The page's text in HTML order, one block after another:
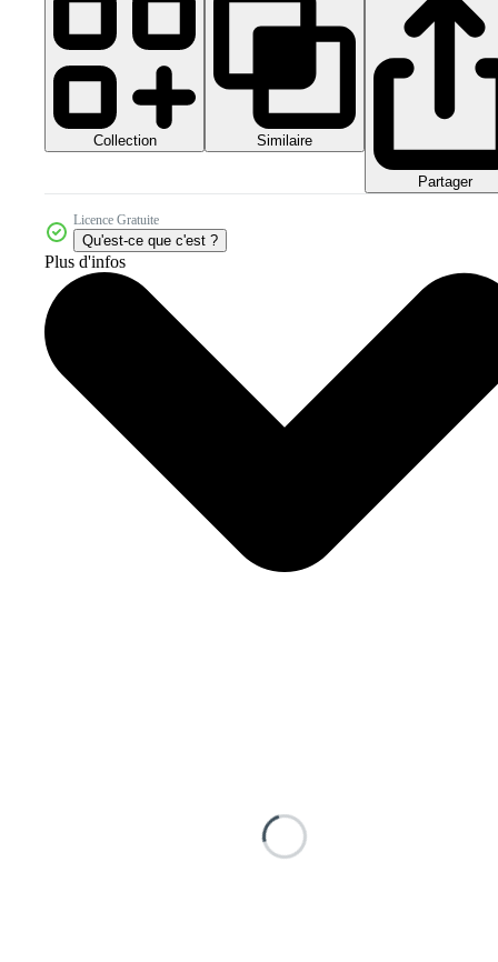
Collection Similaire
Partager
Licence Gratuite
Qu'est-ce que c'est ?
Plus d'infos